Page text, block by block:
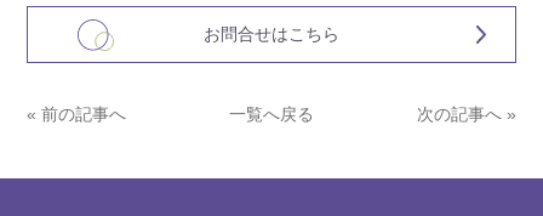
お問合せはこちら
« 前の記事へ 一覧へ戻る 次の記事へ »